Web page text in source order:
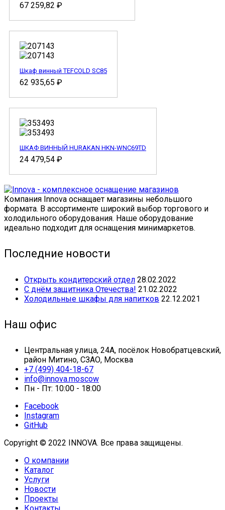
67 259,82 ₽
Шкаф винный TEFCOLD SC85
62 935,65 ₽
ШКАФ ВИННЫЙ HURAKAN HKN-WNC69TD
24 479,54 ₽
Компания Innova оснащает магазины небольшого
формата. В ассортименте широкий выбор торгового и
холодильного оборудования. Наше оборудование
идеально подходит для оснащения минимаркетов.
Последние новости
Открыть кондитерский отдел 28.02.2022
С днём защитника Отечества! 21.02.2022
Холодильные шкафы для напитков 22.12.2021
Наш офис
Центральная улица, 24А, посёлок Новобратцевский,
район Митино, СЗАО, Москва
+7 (499) 404-18-67
info@innova.moscow
Пн - Пт: 10:00 - 18:00
Facebook
Instagram
GitHub
Copyright © 2022 INNOVA. Все права защищены.
О компании
Каталог
Услуги
Новости
Проекты